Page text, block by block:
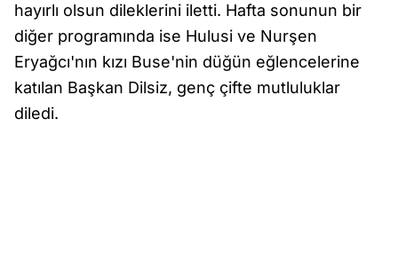
hayırlı olsun dileklerini iletti. Hafta sonunun bir
diğer programında ise Hulusi ve Nurşen
Eryağcı'nın kızı Buse'nin düğün eğlencelerine
katılan Başkan Dilsiz, genç çifte mutluluklar
diledi.